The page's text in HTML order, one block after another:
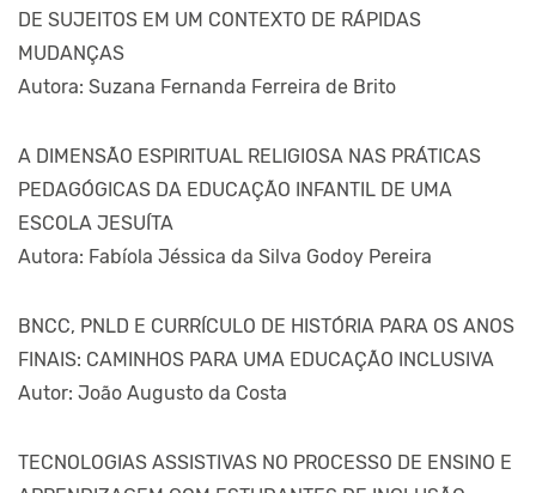
DE SUJEITOS EM UM CONTEXTO DE RÁPIDAS
MUDANÇAS
Autora: Suzana Fernanda Ferreira de Brito
A DIMENSÃO ESPIRITUAL RELIGIOSA NAS PRÁTICAS
PEDAGÓGICAS DA EDUCAÇÃO INFANTIL DE UMA
ESCOLA JESUÍTA
Autora: Fabíola Jéssica da Silva Godoy Pereira
BNCC, PNLD E CURRÍCULO DE HISTÓRIA PARA OS ANOS
FINAIS: CAMINHOS PARA UMA EDUCAÇÃO INCLUSIVA
Autor: João Augusto da Costa
TECNOLOGIAS ASSISTIVAS NO PROCESSO DE ENSINO E